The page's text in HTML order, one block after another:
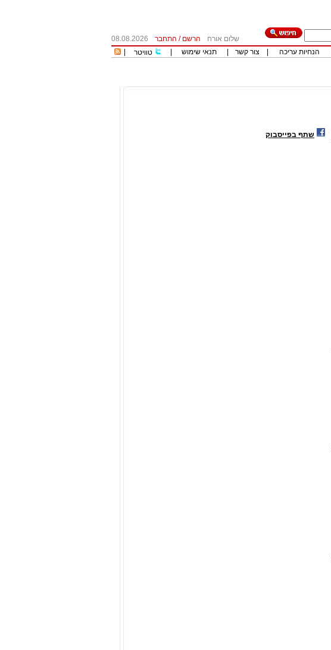
שלום אורח הרשם / התחבר
08.08.2026
הנחיות עריכה צור קשר תנאי שימוש טוויטר
שתף בפייסבוק